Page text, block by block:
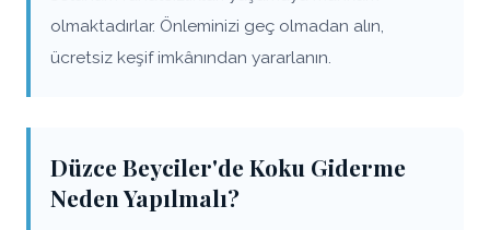
olmaktadırlar. Önleminizi geç olmadan alın,
ücretsiz keşif imkânından yararlanın.
Düzce Beyciler'de Koku Giderme
Neden Yapılmalı?